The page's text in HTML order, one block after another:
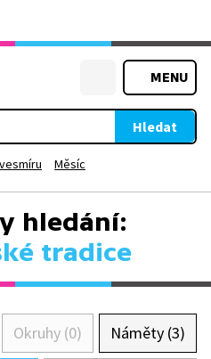
MENU
Hledat
Měsíc
hledání:
tradice
Okruhy (0) Náměty (3)